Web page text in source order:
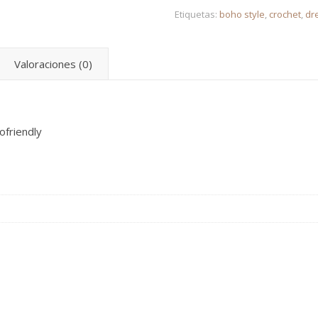
Etiquetas: boho style, crochet,
Valoraciones (0)